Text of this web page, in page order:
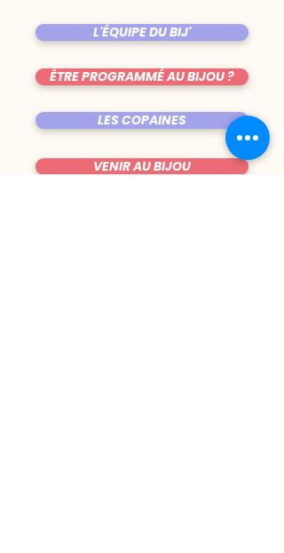
L'ÉQUIPE DU BIJ'
ÊTRE PROGRAMMÉ AU BIJOU ?
LES COPAINES
VENIR AU BIJOU